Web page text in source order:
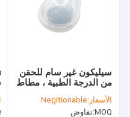
سيليكون غير سام للحقن
من الدرجة الطبية ، مطاط
سيليكون ناعم مضاد
للتآكل
الأسعار:Negitionable
MOQ: تفاوض